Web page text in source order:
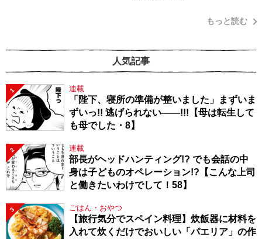
もっと読む
人気記事
1 連載
「陛下、寝所の準備が整いました」まずいま
ずいっ!! 逃げられない――!!!【母は転生して
も母でした・8】
2 連載
部長がヘッドハンティング!? でも会話の中
身は子どものオペレーション!?【こんな上司
と働きたいわけでして！58】
3 ごはん・おやつ
【旅行気分でスペイン料理】炊飯器に材料を
入れて炊くだけでおいしい「パエリア」の作